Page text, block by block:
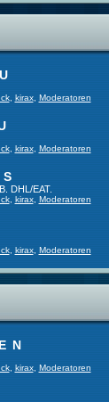
, kirax, Moderatoren
, kirax, Moderatoren
DHL/EAT.
, kirax, Moderatoren
, kirax, Moderatoren
, kirax, Moderatoren